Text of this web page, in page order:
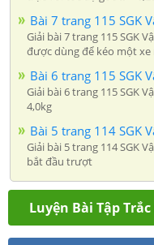
Bài 7 trang 115 SGK
Giải bài 7 trang 115 SGK
được dùng để kéo một xe
Bài 6 trang 115 SGK
Giải bài 6 trang 115 SGK
4,0kg
Bài 5 trang 114 SGK
Giải bài 5 trang 114 SGK
bắt đầu trượt
Luyện Bài Tập